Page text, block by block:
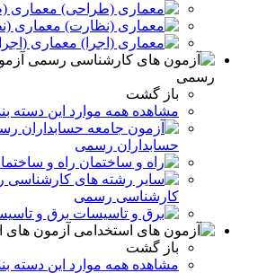
معماری
معماری
معماری
رسمی
باز گشت
مشاهده همه موارد این دسته
حسابداران رسمی
راه و
کارشناسی رسمی
برق و
آزمون های
باز گشت
مشاهده همه موارد این دسته